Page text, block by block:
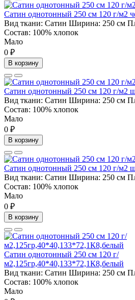
Сатин однотонный 250 см 120 г/м2
Вид ткани: Сатин Ширина: 250 см
Состав: 100% хлопок
Мало
0 ₽
В корзину
Сатин однотонный 250 см 120 г/м2
Вид ткани: Сатин Ширина: 250 см
Состав: 100% хлопок
Мало
0 ₽
В корзину
Сатин однотонный 250 см 120 г/м2
Вид ткани: Сатин Ширина: 250 см
Состав: 100% хлопок
Мало
0 ₽
В корзину
Сатин однотонный 250 см 120 г/
м2,125гр,40*40,133*72,1К8,белый
Вид ткани: Сатин Ширина: 250 см
Состав: 100% хлопок
Мало